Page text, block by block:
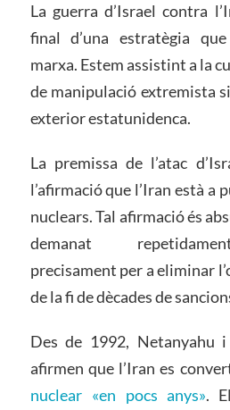
La guerra d’Israel contra
final d’una estratègia
marxa. Estem assistint a la
de manipulació extremista
exterior estatunidenca.
La premissa de l’atac
l’afirmació que l’Iran està a
nuclears. Tal afirmació és
demanat
precisament per a eliminar
de la fi de dècades de
Des de 1992, Netanyahu
afirmen que l’Iran es
nuclear «en pocs anys».